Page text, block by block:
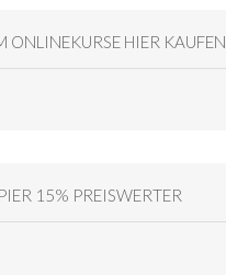
ONLINEKURSE HIER KAUFEN
15% PREISWERTER